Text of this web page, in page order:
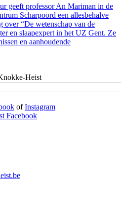
geeft professor An Mariman in de
Scharpoord een allesbehalve
over “De wetenschap van de
en slaapexpert in het UZ Gent. Ze
en aanhoudende
Heist
ofInstagram
Facebook